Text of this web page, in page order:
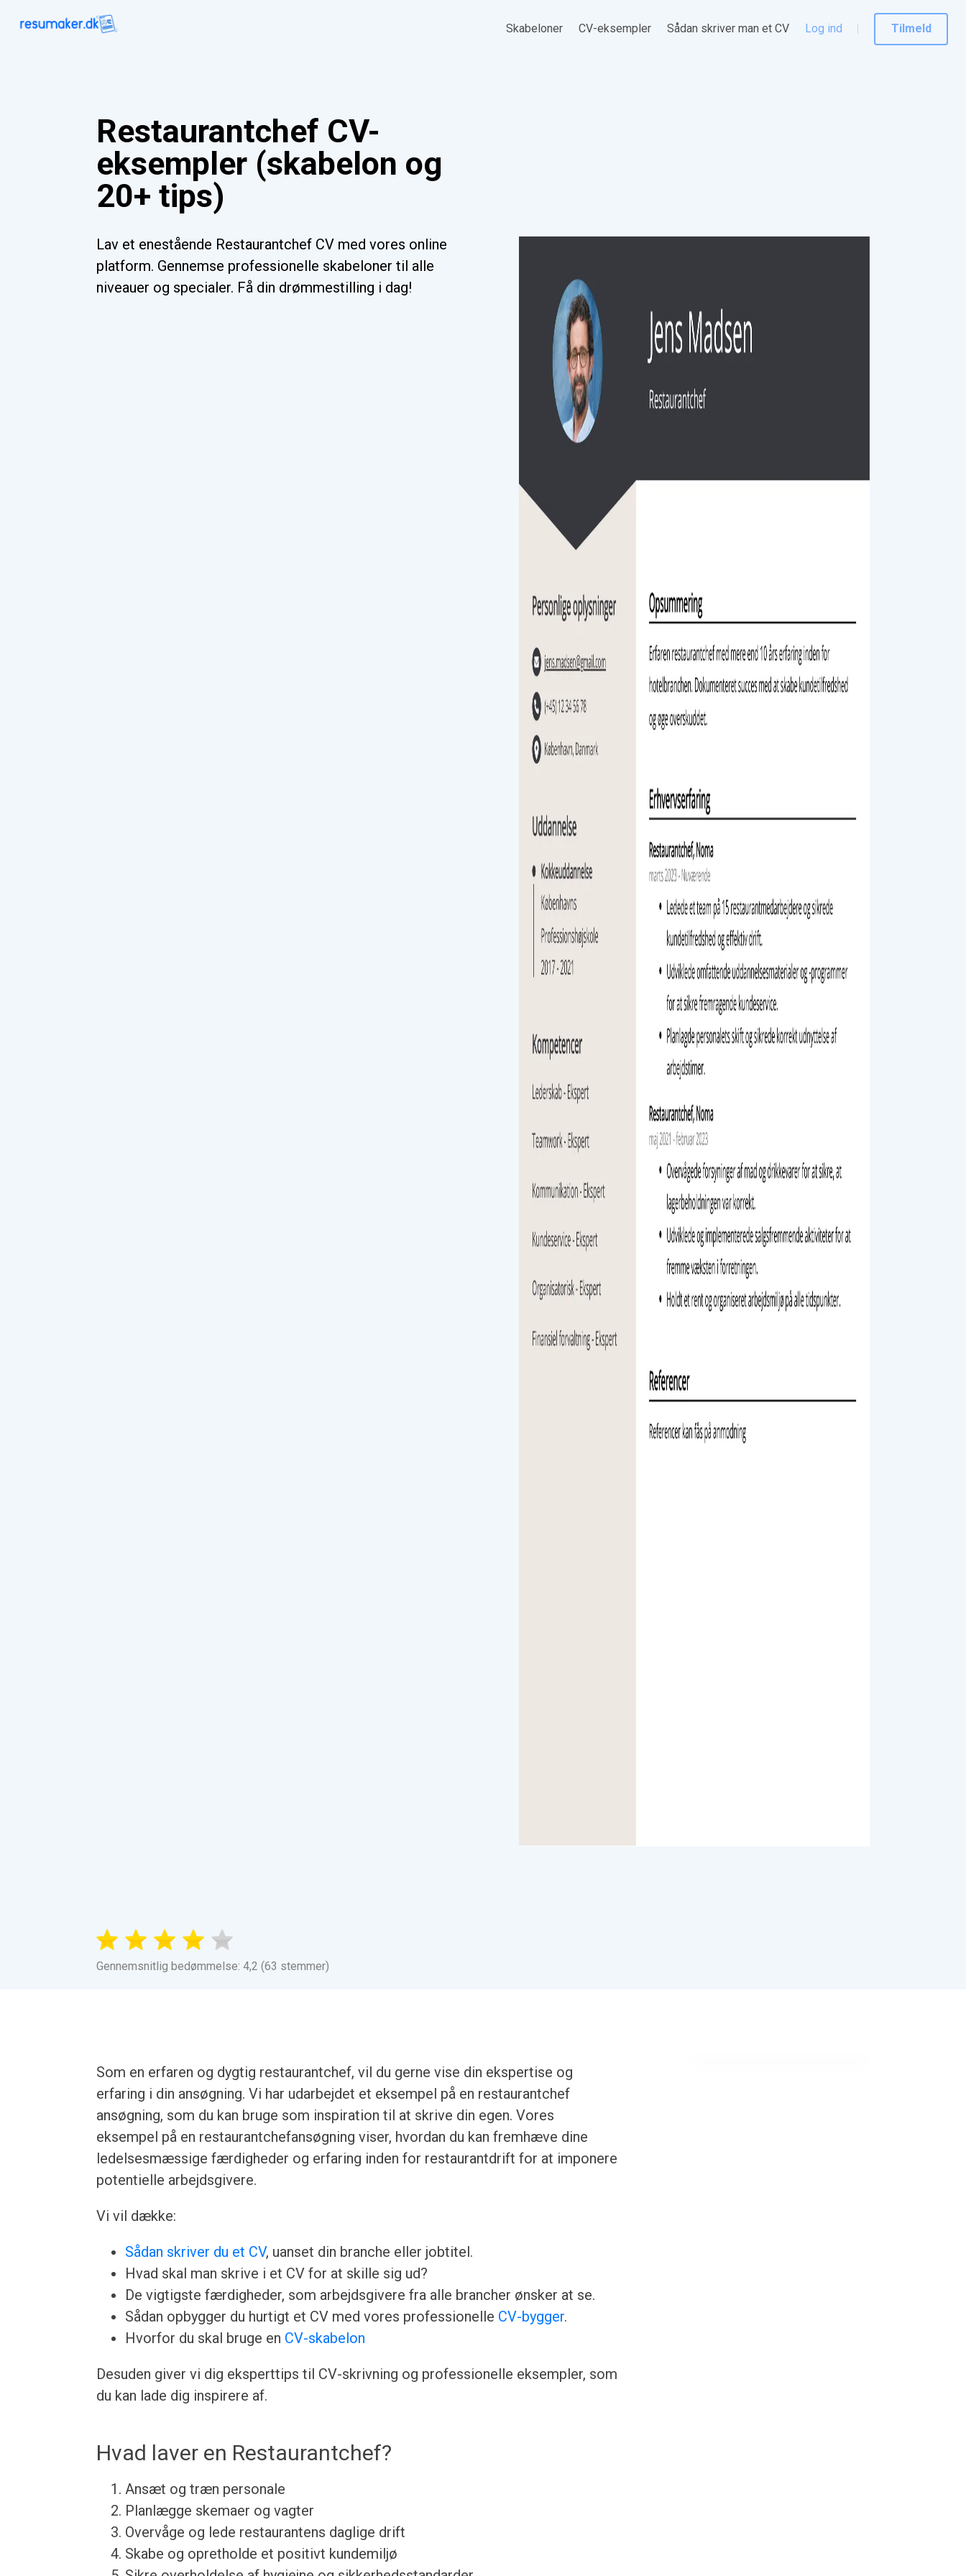
Skabeloner CV-eksempler Sådan skriver man et CV Log ind Tilmeld
Restaurantchef CV-
eksempler (skabelon og
20+ tips)
Lav et enestående Restaurantchef CV med vores online
platform. Gennemse professionelle skabeloner til alle
niveauer og specialer. Få din drømmestilling i dag!
Gennemsnitlig bedømmelse: 4,2 (63 stemmer)
Som en erfaren og dygtig restaurantchef, vil du gerne vise din ekspertise og
erfaring i din ansøgning. Vi har udarbejdet et eksempel på en restaurantchef​​
ansøgning, som du kan bruge som inspiration til at skrive din egen. Vores
eksempel på en restaurantchef​​ansøgning viser, hvordan du kan fremhæve dine
ledelsesmæssige færdigheder og erfaring inden for restaurantdrift for at imponere
potentielle arbejdsgivere.
Vi vil dække:
Sådan skriver du et CV, uanset din branche eller jobtitel.
Hvad skal man skrive i et CV for at skille sig ud?
De vigtigste færdigheder, som arbejdsgivere fra alle brancher ønsker at se.
Sådan opbygger du hurtigt et CV med vores professionelle CV-bygger.
Hvorfor du skal bruge en CV-skabelon
Desuden giver vi dig eksperttips til CV-skrivning og professionelle eksempler, som
du kan lade dig inspirere af.
Hvad laver en Restaurantchef?
Ansæt og træn personale
Planlægge skemaer og vagter
Overvåge og lede restaurantens daglige drift
Skabe og opretholde et positivt kundemiljø